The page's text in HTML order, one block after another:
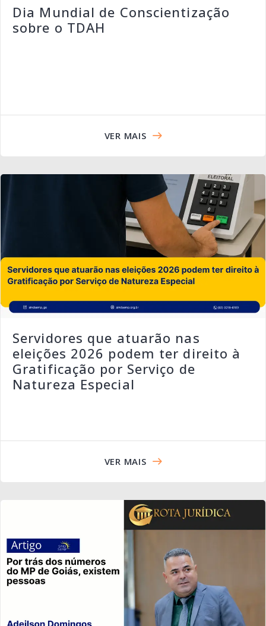
Dia Mundial de Conscientização
sobre o TDAH
VER MAIS
Servidores que atuarão nas
eleições 2026 podem ter direito à
Gratificação por Serviço de
Natureza Especial
VER MAIS